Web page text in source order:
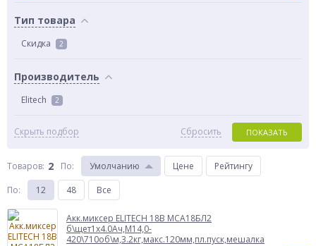
Тип товара
Скидка 2
Производитель
Elitech 2
Скрыть подбор ПОКАЗАТЬ
Сбросить
Товаров: 2 По: Умолчанию Цене
Рейтингу
По: 12 48 Все
Акк.миксер ELITECH 18В МСА18БЛ2
б\щет1х4.0Ач,М14,0-
420\710об\м,3.2кг,макс.120мм,пл.пуск,мешалка